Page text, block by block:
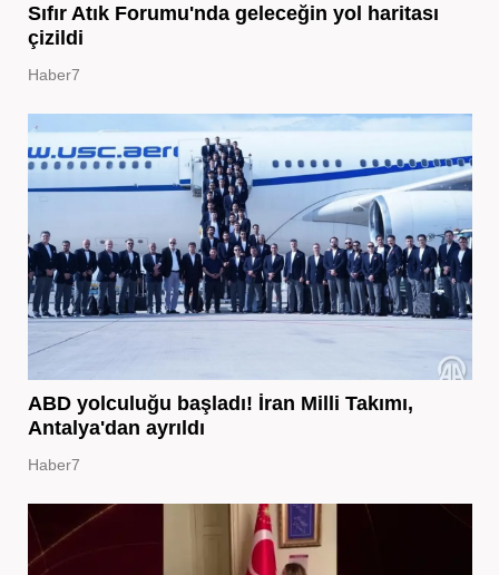
Sıfır Atık Forumu'nda geleceğin yol haritası
çizildi
Haber7
ABD yolculuğu başladı! İran Milli Takımı,
Antalya'dan ayrıldı
Haber7